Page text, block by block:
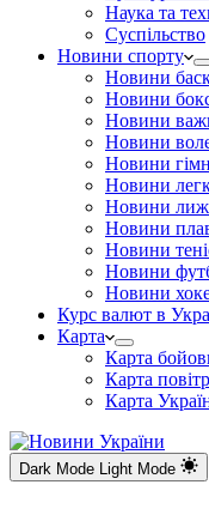
Наука та
Суспільство
Новини спорту
Новини
Новини
Новини
Новини
Новини
Новини
Новини
Новини
Новини
Новини
Новини
Курс валют в
Карта
Карта
Карта
Карта
Dark Mode Light Mode